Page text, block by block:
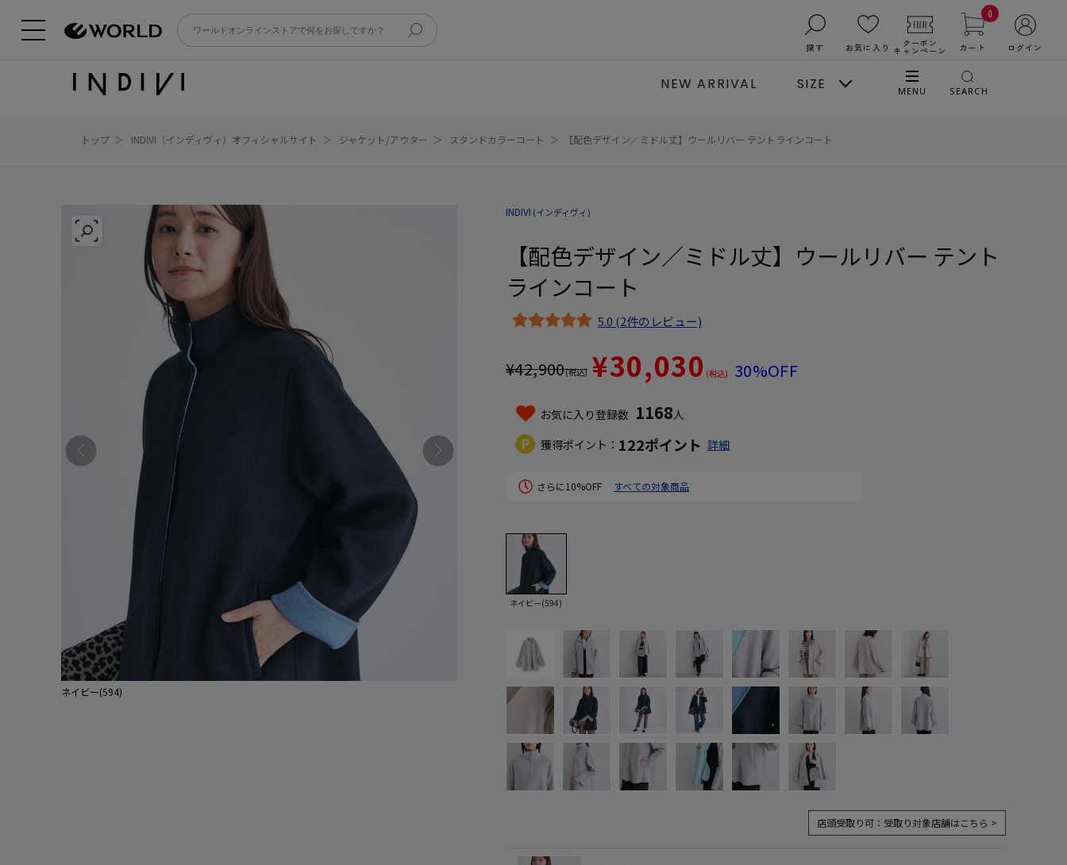
探す お気に入り クーポン
キャンペーン
0
カート ログイン
NEW ARRIVAL SIZE MENU SEARCH
トップ INDIVI（インディヴィ）オフィシャルサイト ジャケット/アウター スタンドカラーコート 【配色デザイン／ミドル丈】ウールリバー テントラインコート
ネイビー(594)
INDIVI (インディヴィ)
【配色デザイン／ミドル丈】ウールリバー テント
ラインコート
5.0 (2件のレビュー)
¥42,900(税込) ¥30,030 (税込) 30%OFF
お気に入り登録数 1168人
獲得ポイント： 122ポイント 詳細
さらに10%OFF すべての対象商品
ネイビー(594)
店頭受取り可： 受取り対象店舗はこちら >